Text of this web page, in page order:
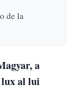
de la
a
lux al lui